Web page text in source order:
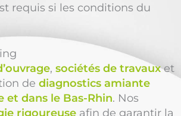
requis si les conditions du
, sociétés de travauxet
de diagnostics amiante
et dans le Bas-Rhin. Nos
rigoureuse afin de garantir la